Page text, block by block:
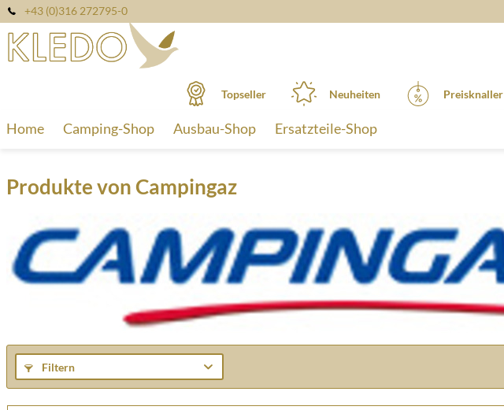
+43 (0)316 272795-0
Topseller Neuheiten Preisknaller
Home Camping-Shop Ausbau-Shop Ersatzteile-Shop
Produkte von Campingaz
Filtern